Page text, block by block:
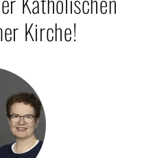
Kirche!